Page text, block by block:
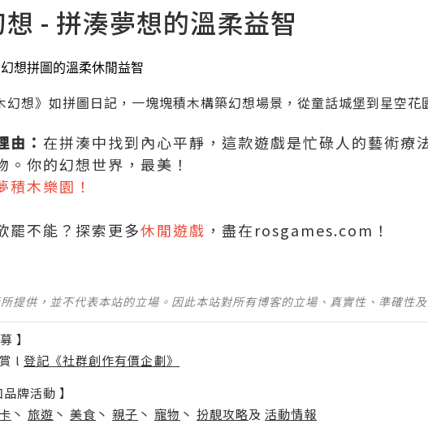
- 拼湊夢想的溫柔益智
幻想》如拼圖日記，一塊塊積木構築幻想場景，從童話城堡到星空
由： 在拼湊中找到內心平靜，這款遊戲是忙碌人的藝術療
。你的幻想世界，最美！
積木樂園！
罷不能？探索更多休閒遊戲 ，盡在rosgames.com！
提供，並不代表本站的立場。因此本站對所有博客的立場、真實性、準確性
】
l 登記《社群創作有價企劃》
牌活動 】
丶 旅遊 丶 美食 丶 親子 丶 寵物 丶 扮靚攻略及 活動情報